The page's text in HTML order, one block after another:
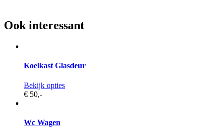
Ook interessant
Koelkast Glasdeur
Bekijk opties
€ 50,-
Wc Wagen